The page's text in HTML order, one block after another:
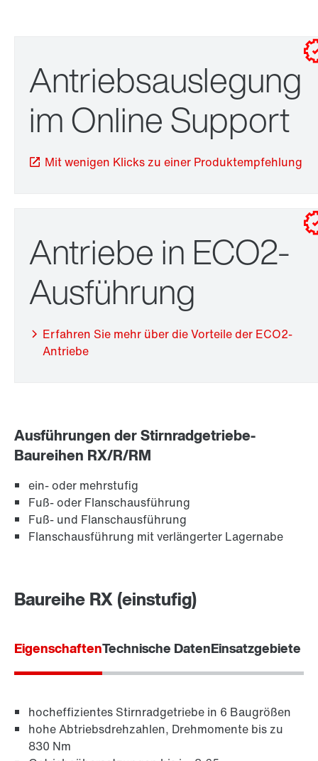
Langzeit-Gewährleistung
Antriebsauslegung
im Online Support
Mit wenigen Klicks zu einer Produktempfehlung
Antriebe in ECO2-
Ausführung
Erfahren Sie mehr über die Vorteile der ECO2-
Antriebe
Ausführungen der Stirnradgetriebe-
Baureihen RX/R/RM
ein- oder mehrstufig
Fuß- oder Flanschausführung
Fuß- und Flanschausführung
Flanschausführung mit verlängerter Lagernabe
Baureihe RX (einstufig)
EigenschaftenTechnische DatenEinsatzgebiete
hocheffizientes Stirnradgetriebe in 6 Baugrößen
hohe Abtriebsdrehzahlen, Drehmomente bis zu
830 Nm